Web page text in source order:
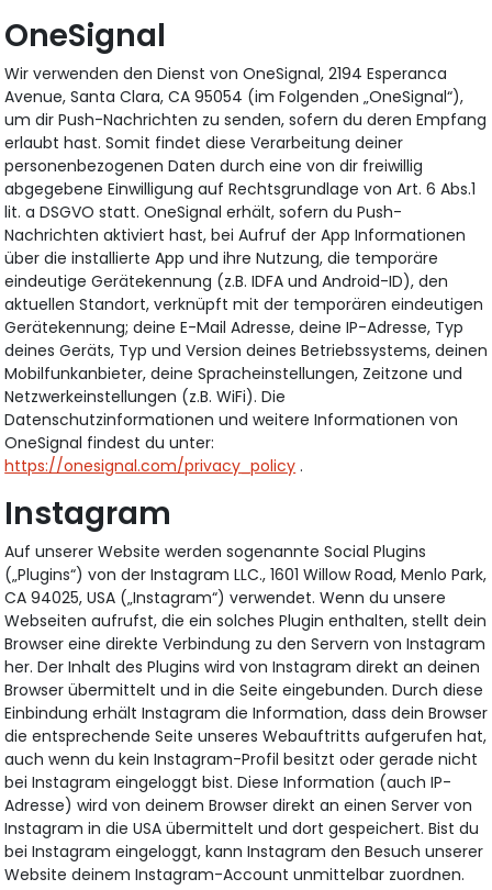
OneSignal
Wir verwenden den Dienst von OneSignal, 2194 Esperanca
Avenue, Santa Clara, CA 95054 (im Folgenden „OneSignal“),
um dir Push-Nachrichten zu senden, sofern du deren Empfang
erlaubt hast. Somit findet diese Verarbeitung deiner
personenbezogenen Daten durch eine von dir freiwillig
abgegebene Einwilligung auf Rechtsgrundlage von Art. 6 Abs.1
lit. a DSGVO statt. OneSignal erhält, sofern du Push-
Nachrichten aktiviert hast, bei Aufruf der App Informationen
über die installierte App und ihre Nutzung, die temporäre
eindeutige Gerätekennung (z.B. IDFA und Android-ID), den
aktuellen Standort, verknüpft mit der temporären eindeutigen
Gerätekennung; deine E-Mail Adresse, deine IP-Adresse, Typ
deines Geräts, Typ und Version deines Betriebssystems, deinen
Mobilfunkanbieter, deine Spracheinstellungen, Zeitzone und
Netzwerkeinstellungen (z.B. WiFi). Die
Datenschutzinformationen und weitere Informationen von
OneSignal findest du unter:
https://onesignal.com/privacy_policy .
Instagram
Auf unserer Website werden sogenannte Social Plugins
(„Plugins“) von der Instagram LLC., 1601 Willow Road, Menlo Park,
CA 94025, USA („Instagram“) verwendet. Wenn du unsere
Webseiten aufrufst, die ein solches Plugin enthalten, stellt dein
Browser eine direkte Verbindung zu den Servern von Instagram
her. Der Inhalt des Plugins wird von Instagram direkt an deinen
Browser übermittelt und in die Seite eingebunden. Durch diese
Einbindung erhält Instagram die Information, dass dein Browser
die entsprechende Seite unseres Webauftritts aufgerufen hat,
auch wenn du kein Instagram-Profil besitzt oder gerade nicht
bei Instagram eingeloggt bist. Diese Information (auch IP-
Adresse) wird von deinem Browser direkt an einen Server von
Instagram in die USA übermittelt und dort gespeichert. Bist du
bei Instagram eingeloggt, kann Instagram den Besuch unserer
Website deinem Instagram-Account unmittelbar zuordnen.